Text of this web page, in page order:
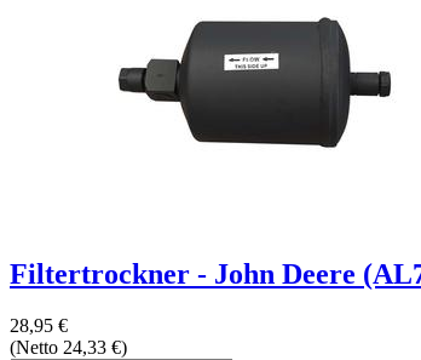
Filtertrockner - John Deere
28,95 €
(Netto 24,33 €)